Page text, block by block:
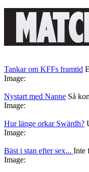
Tankar om KFFs framtid
Image:
Nystart med Nanne Så
Image:
Hur länge orkar Swärdh?
Image:
Bäst i stan efter sex... Inte
Image: